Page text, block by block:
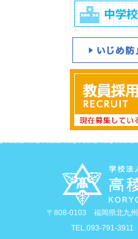
〒808-0103 福岡県北九
TEL.093-791-